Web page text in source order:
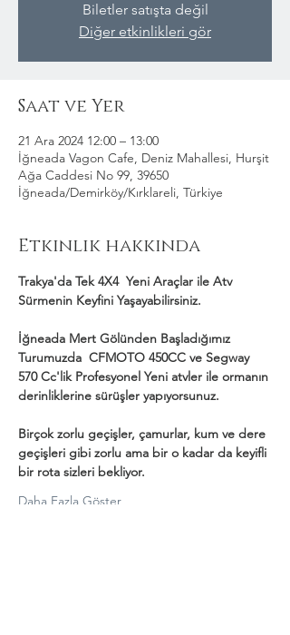
Biletler satışta değil
Diğer etkinlikleri gör
Saat ve Yer
21 Ara 2024 12:00 – 13:00
İğneada Vagon Cafe, Deniz Mahallesi, Hurşit
Ağa Caddesi No 99, 39650
İğneada/Demirköy/Kırklareli, Türkiye
Etkinlik hakkında
Trakya'da Tek 4X4  Yeni Araçlar ile Atv
Sürmenin Keyfini Yaşayabilirsiniz.
İğneada Mert Gölünden Başladığımız
Turumuzda  CFMOTO 450CC ve Segway
570 Cc'lik Profesyonel Yeni atvler ile ormanın
derinliklerine sürüşler yapıyorsunuz.
Birçok zorlu geçişler, çamurlar, kum ve dere
geçişleri gibi zorlu ama bir o kadar da keyifli
bir rota sizleri bekliyor.
Daha Fazla Göster